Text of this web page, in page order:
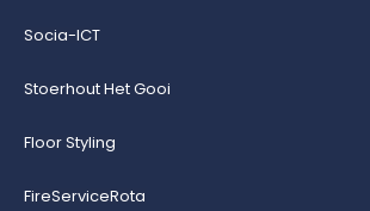
Socia-ICT
Stoerhout Het Gooi
Floor Styling
FireServiceRota